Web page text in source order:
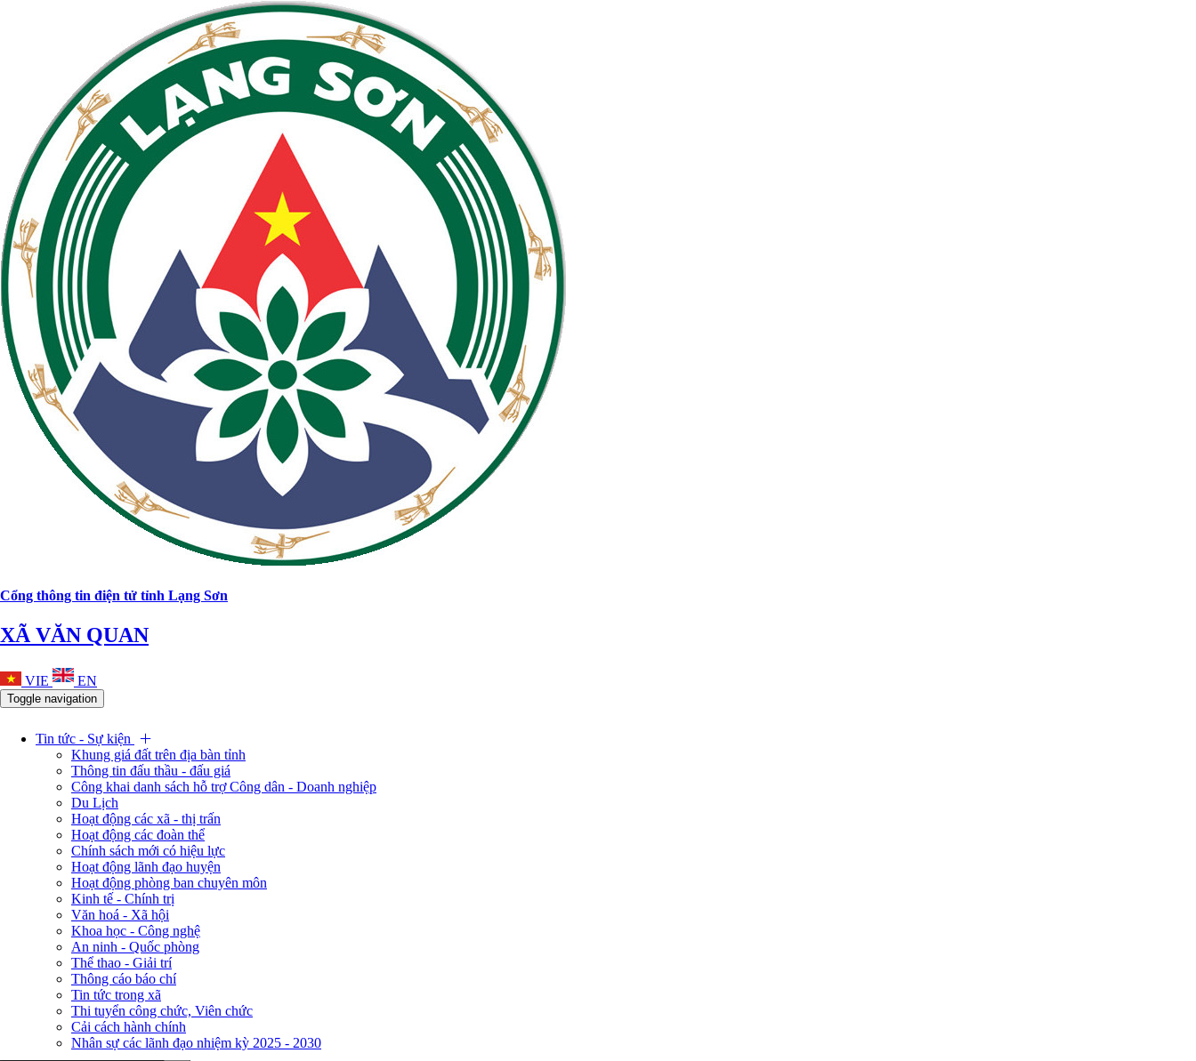
Cổng thông tin điện tử tỉnh Lạng Sơn
XÃ VĂN QUAN
VIE EN
Toggle navigation
Tin tức - Sự kiện
Khung giá đất trên địa bàn tỉnh
Thông tin đấu thầu - đấu giá
Công khai danh sách hỗ trợ Công dân - Doanh nghiệp
Du Lịch
Hoạt động các xã - thị trấn
Hoạt động các đoàn thể
Chính sách mới có hiệu lực
Hoạt động lãnh đạo huyện
Hoạt động phòng ban chuyên môn
Kinh tế - Chính trị
Văn hoá - Xã hội
Khoa học - Công nghệ
An ninh - Quốc phòng
Thể thao - Giải trí
Thông cáo báo chí
Tin tức trong xã
Thi tuyển công chức, Viên chức
Cải cách hành chính
Nhân sự các lãnh đạo nhiệm kỳ 2025 - 2030